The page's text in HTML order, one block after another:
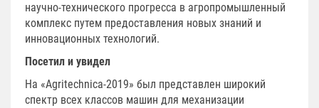
научно-технического прогресса в агропромышленный
комплекс путем предоставления новых знаний и
инновационных технологий.
Посетил и увидел
На «Agritechnica-2019» был представлен широкий
спектр всех классов машин для механизации